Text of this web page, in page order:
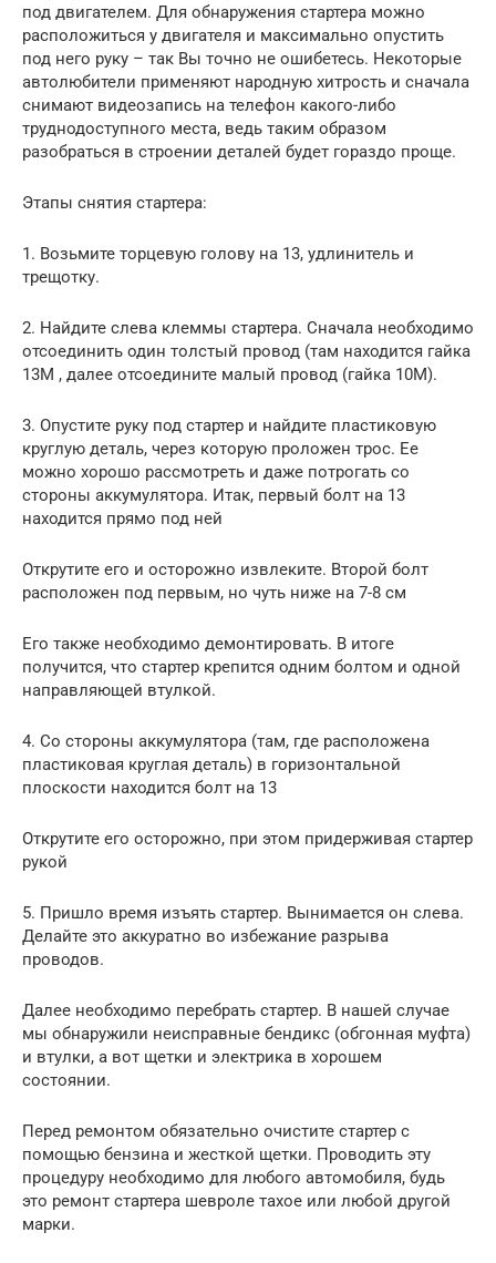
под двигателем. Для обнаружения стартера можно
расположиться у двигателя и максимально опустить
под него руку – так Вы точно не ошибетесь. Некоторые
автолюбители применяют народную хитрость и сначала
снимают видеозапись на телефон какого-либо
труднодоступного места, ведь таким образом
разобраться в строении деталей будет гораздо проще.
Этапы снятия стартера:
1. Возьмите торцевую голову на 13, удлинитель и
трещотку.
2. Найдите слева клеммы стартера. Сначала необходимо
отсоединить один толстый провод (там находится гайка
13М , далее отсоедините малый провод (гайка 10М).
3. Опустите руку под стартер и найдите пластиковую
круглую деталь, через которую проложен трос. Ее
можно хорошо рассмотреть и даже потрогать со
стороны аккумулятора. Итак, первый болт на 13
находится прямо под ней
Открутите его и осторожно извлеките. Второй болт
расположен под первым, но чуть ниже на 7-8 см
Его также необходимо демонтировать. В итоге
получится, что стартер крепится одним болтом и одной
направляющей втулкой.
4. Со стороны аккумулятора (там, где расположена
пластиковая круглая деталь) в горизонтальной
плоскости находится болт на 13
Открутите его осторожно, при этом придерживая стартер
рукой
5. Пришло время изъять стартер. Вынимается он слева.
Делайте это аккуратно во избежание разрыва
проводов.
Далее необходимо перебрать стартер. В нашей случае
мы обнаружили неисправные бендикс (обгонная муфта)
и втулки, а вот щетки и электрика в хорошем
состоянии.
Перед ремонтом обязательно очистите стартер с
помощью бензина и жесткой щетки. Проводить эту
процедуру необходимо для любого автомобиля, будь
это ремонт стартера шевроле тахое или любой другой
марки.